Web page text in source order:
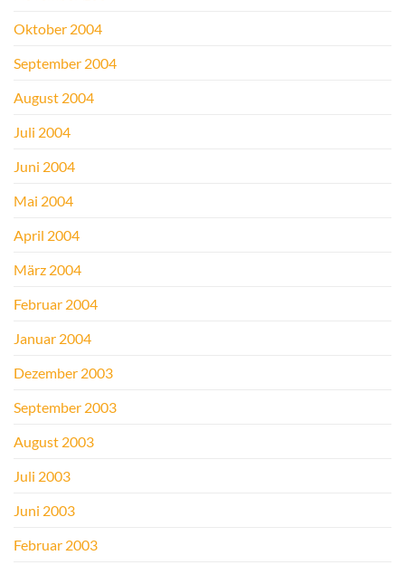
Oktober 2004
September 2004
August 2004
Juli 2004
Juni 2004
Mai 2004
April 2004
März 2004
Februar 2004
Januar 2004
Dezember 2003
September 2003
August 2003
Juli 2003
Juni 2003
Februar 2003